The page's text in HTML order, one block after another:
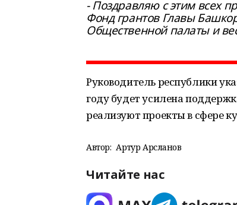
- Поздравляю с этим всех
Фонд грантов Главы
Общественной палаты и
Руководитель республики
году будет усилена
реализуют проекты в сфере
Автор: Артур Арсланов
Читайте нас